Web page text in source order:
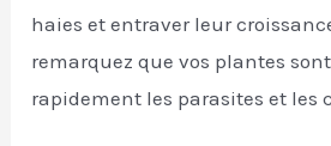
haies et entraver leur
remarquez que vos plantes
rapidement les parasites et les